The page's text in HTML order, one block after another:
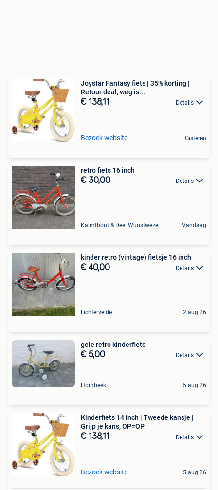
Joystar Fantasy fiets | 35% korting |
Retour deal, weg is...
€ 138,11 Details
Bezoek website Gisteren
retro fiets 16 inch
€ 30,00 Details
Kalmthout & Deel Wuustwezel Vandaag
kinder retro (vintage) fietsje 16 inch
€ 40,00 Details
Lichtervelde 2 aug 26
gele retro kinderfiets
€ 5,00 Details
Hombeek 5 aug 26
Kinderfiets 14 inch | Tweede kansje |
Grijp je kans, OP=OP
€ 138,11 Details
Bezoek website 5 aug 26